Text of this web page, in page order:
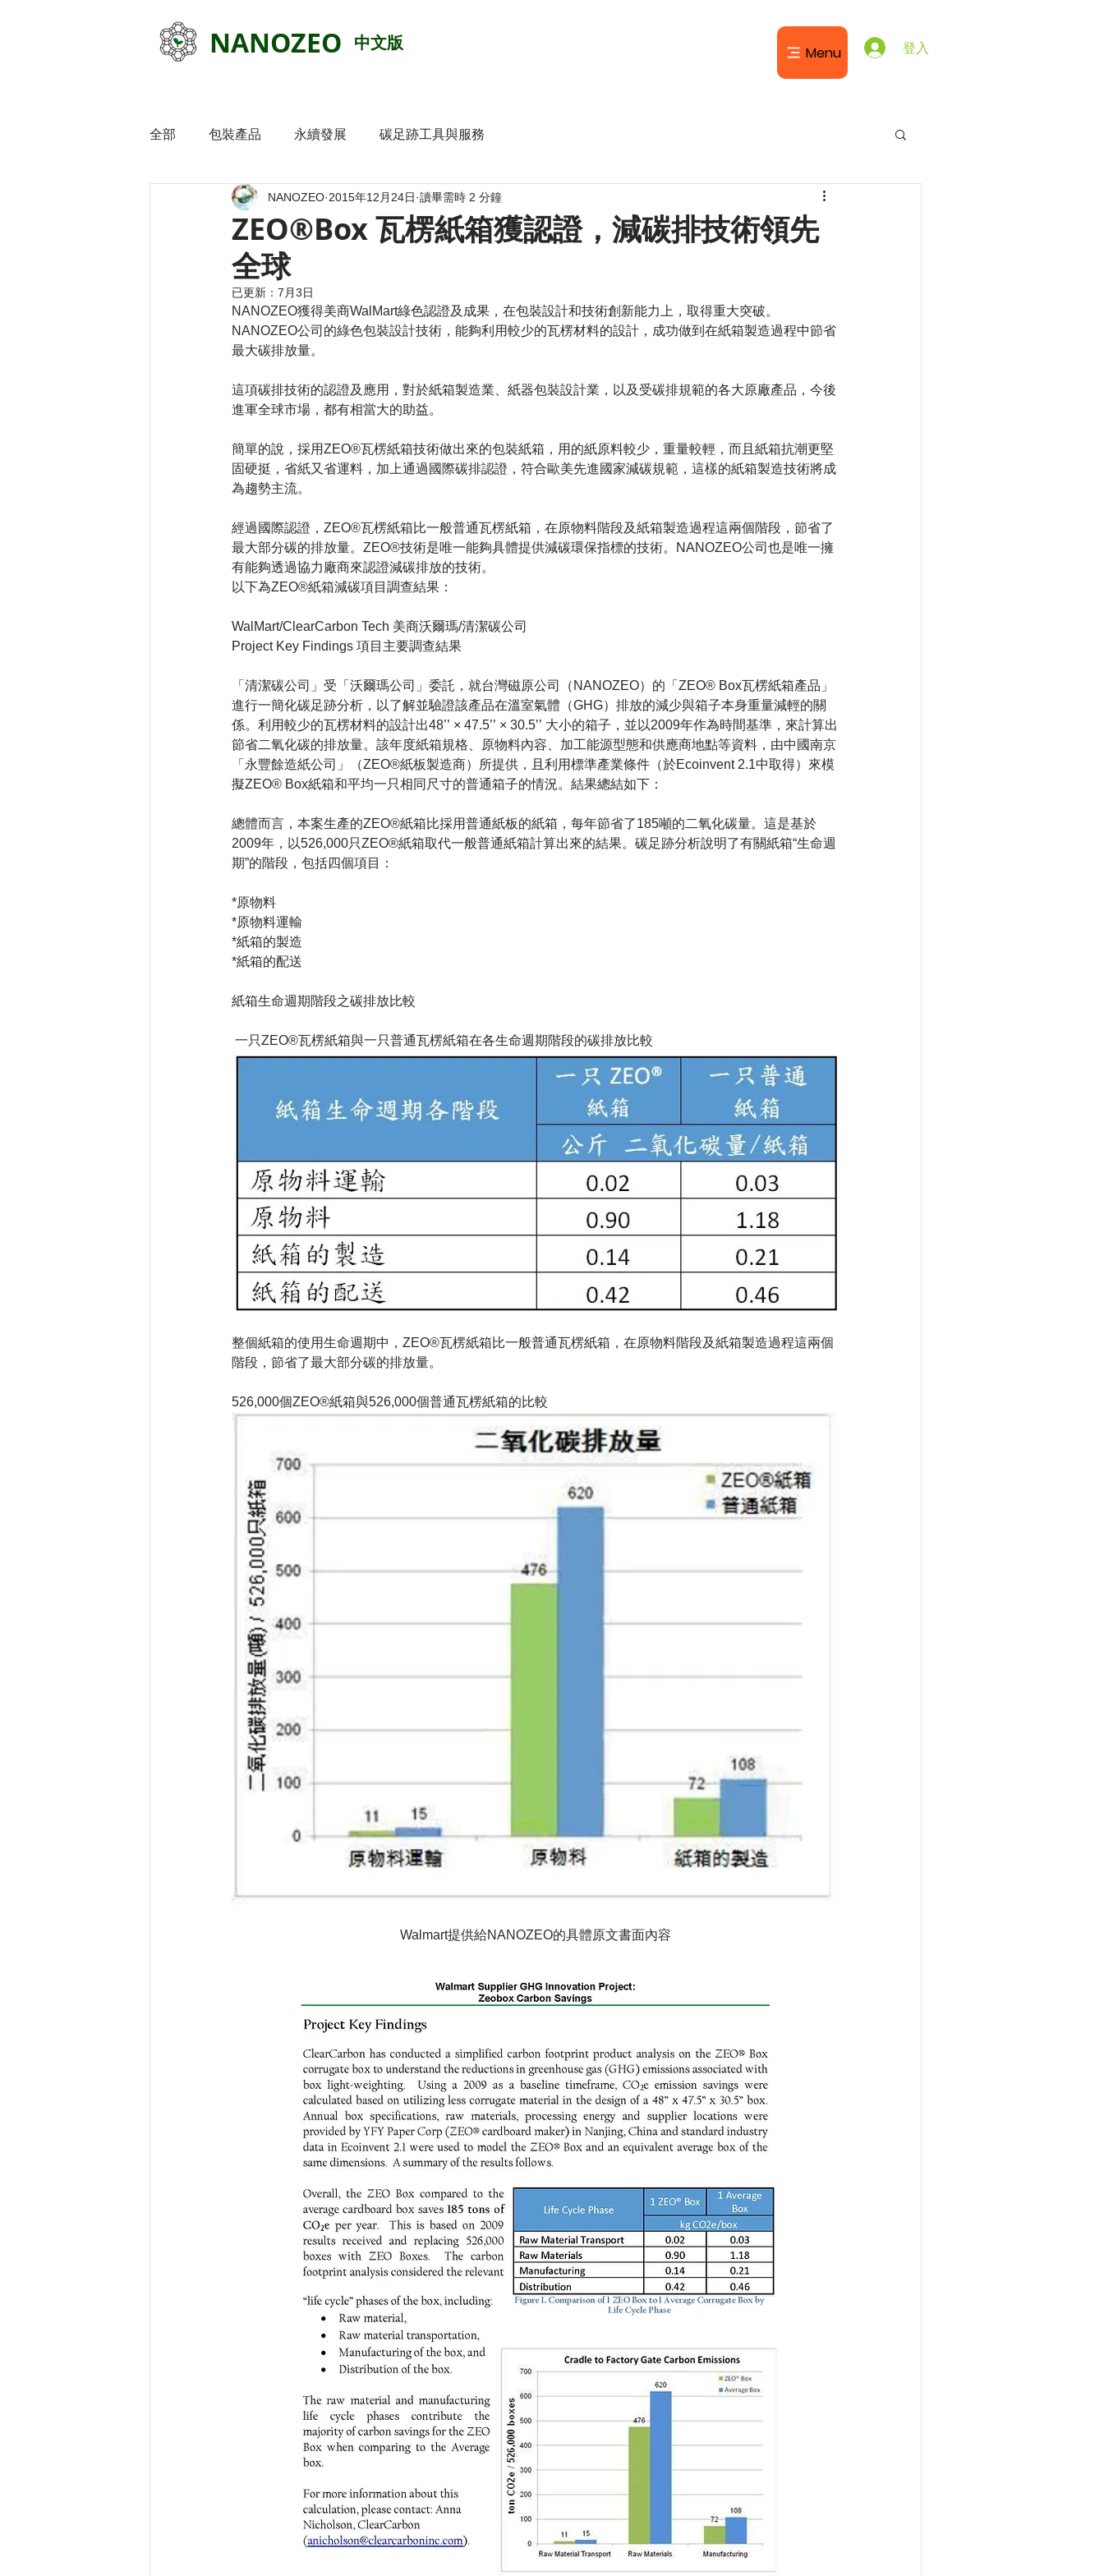
NANOZEO 中文版 Menu 登入
全部 包裝產品 永續發展 碳足跡工具與服務
ZEO®Box 瓦楞紙箱獲認證，減碳排技術領先
全球
NANOZEO 2015年12月24日 讀畢需時 2 分鐘
已更新： 7月3日
NANOZEO獲得美商WalMart綠色認證及成果，在包裝設計和技術創新能力上，取得重大突破。
NANOZEO公司的綠色包裝設計技術，能夠利用較少的瓦楞材料的設計，成功做到在紙箱製造過程中節省
最大碳排放量。
這項碳排技術的認證及應用，對於紙箱製造業、紙器包裝設計業，以及受碳排規範的各大原廠產品，今後
進軍全球市場，都有相當大的助益。
簡單的說，採用ZEO®瓦楞紙箱技術做出來的包裝紙箱，用的紙原料較少，重量較輕，而且紙箱抗潮更堅
固硬挺，省紙又省運料，加上通過國際碳排認證，符合歐美先進國家減碳規範，這樣的紙箱製造技術將成
為趨勢主流。
經過國際認證，ZEO®瓦楞紙箱比一般普通瓦楞紙箱，在原物料階段及紙箱製造過程這兩個階段，節省了
最大部分碳的排放量。ZEO®技術是唯一能夠具體提供減碳環保指標的技術。NANOZEO公司也是唯一擁
有能夠透過協力廠商來認證減碳排放的技術。
以下為ZEO®紙箱減碳項目調查結果：
WalMart/ClearCarbon Tech 美商沃爾瑪/清潔碳公司
Project Key Findings 項目主要調查結果
「清潔碳公司」受「沃爾瑪公司」委託，就台灣磁原公司（NANOZEO）的「ZEO® Box瓦楞紙箱產品」
進行一簡化碳足跡分析，以了解並驗證該產品在溫室氣體（GHG）排放的減少與箱子本身重量減輕的關
係。利用較少的瓦楞材料的設計出48’’ × 47.5’’ × 30.5’’ 大小的箱子，並以2009年作為時間基準，來計算出
節省二氧化碳的排放量。該年度紙箱規格、原物料內容、加工能源型態和供應商地點等資料，由中國南京
「永豐餘造紙公司」（ZEO®紙板製造商）所提供，且利用標準產業條件（於Ecoinvent 2.1中取得）來模
擬ZEO® Box紙箱和平均一只相同尺寸的普通箱子的情況。結果總結如下：
總體而言，本案生產的ZEO®紙箱比採用普通紙板的紙箱，每年節省了185噸的二氧化碳量。這是基於
2009年，以526,000只ZEO®紙箱取代一般普通紙箱計算出來的結果。碳足跡分析說明了有關紙箱“生命週
期”的階段，包括四個項目：
*原物料
*原物料運輸
*紙箱的製造
*紙箱的配送
紙箱生命週期階段之碳排放比較
一只ZEO®瓦楞紙箱與一只普通瓦楞紙箱在各生命週期階段的碳排放比較
整個紙箱的使用生命週期中，ZEO®瓦楞紙箱比一般普通瓦楞紙箱，在原物料階段及紙箱製造過程這兩個
階段，節省了最大部分碳的排放量。
526,000個ZEO®紙箱與526,000個普通瓦楞紙箱的比較
Walmart提供給NANOZEO的具體原文書面內容